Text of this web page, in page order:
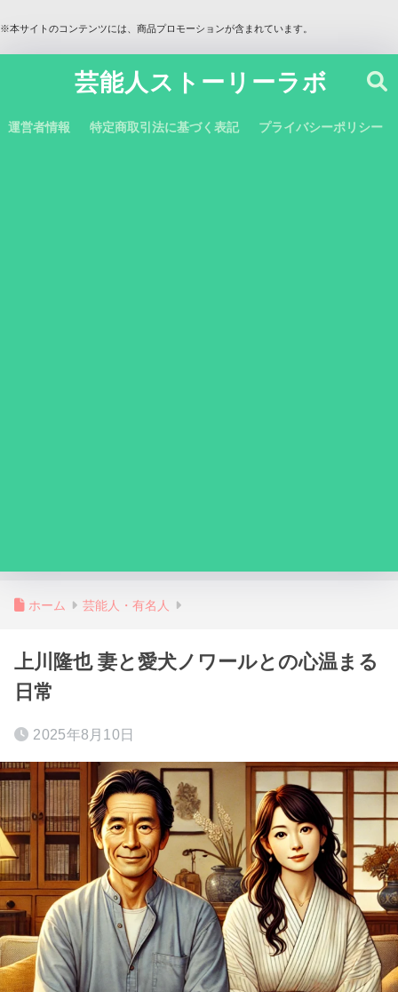
※本サイトのコンテンツには、商品プロモーションが含まれています。
芸能人ストーリーラボ
運営者情報 特定商取引法に基づく表記 プライバシーポリシー
ホーム 芸能人・有名人
上川隆也 妻と愛犬ノワールとの心温まる
日常
2025年8月10日